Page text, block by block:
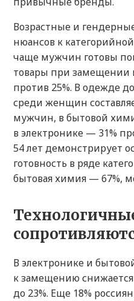
Возрастные и
нюансов к
чаще мужчин готовы
товары при
против 25%. В одежде
среди женщин
мужчин, в бытовой
в электронике — 31%
54 лет демонстрирует
готовность в ряде
бытовая химия — 67%,
В электронике и
к замещению снижается
до 23%. Еще 18%